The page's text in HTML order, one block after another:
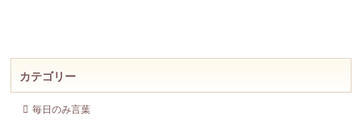
カテゴリー
毎日のみ言葉